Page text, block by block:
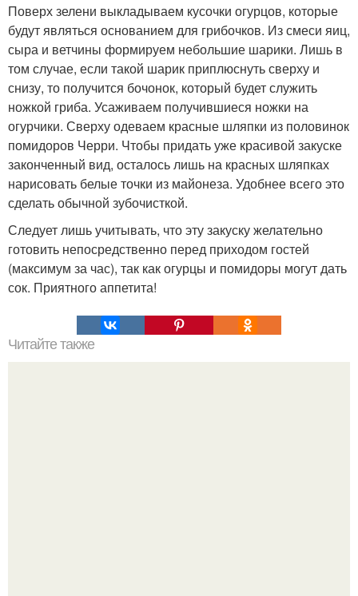
Поверх зелени выкладываем кусочки огурцов, которые
будут являться основанием для грибочков. Из смеси яиц,
сыра и ветчины формируем небольшие шарики. Лишь в
том случае, если такой шарик приплюснуть сверху и
снизу, то получится бочонок, который будет служить
ножкой гриба. Усаживаем получившиеся ножки на
огурчики. Сверху одеваем красные шляпки из половинок
помидоров Черри. Чтобы придать уже красивой закуске
законченный вид, осталось лишь на красных шляпках
нарисовать белые точки из майонеза. Удобнее всего это
сделать обычной зубочисткой.
Следует лишь учитывать, что эту закуску желательно
готовить непосредственно перед приходом гостей
(максимум за час), так как огурцы и помидоры могут дать
сок. Приятного аппетита!
Читайте также